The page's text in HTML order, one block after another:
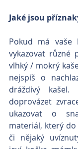
Jaké jsou
Pokud má vaše
vykazovat různé
vlhký / mokrý
nejspíš o
dráždivý kašel.
doprovázet
ukazovat o
materiál, který
či nějaký